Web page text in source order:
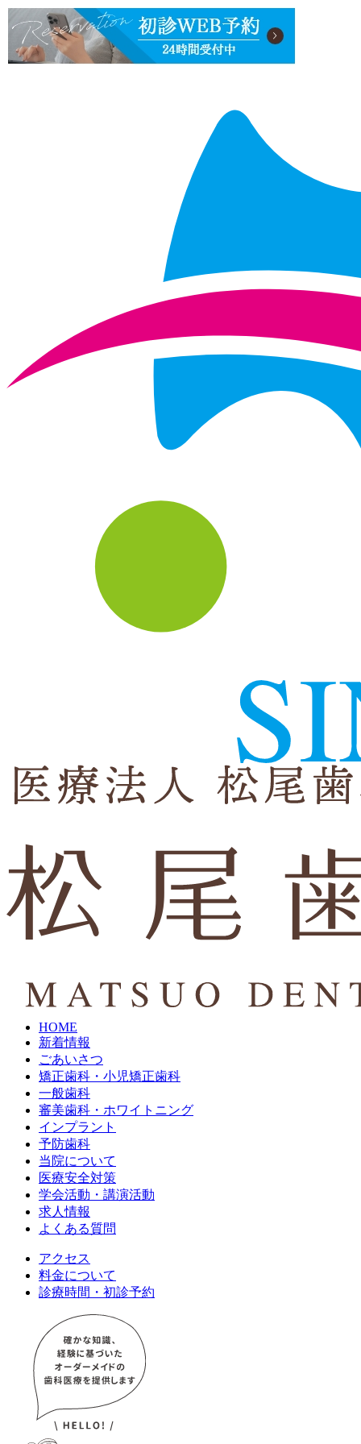
HOME
新着情報
ごあいさつ
矯正歯科・小児矯正歯科
一般歯科
審美歯科・ホワイトニング
インプラント
予防歯科
当院について
医療安全対策
学会活動・講演活動
求人情報
よくある質問
アクセス
料金について
診療時間・初診予約